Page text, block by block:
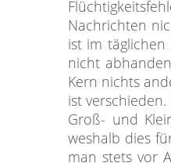
Nachrichten
ist im
nicht
Kern nichts
ist
Groß- und
weshalb dies
man stets vor